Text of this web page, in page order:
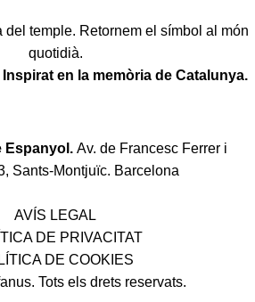
del temple. Retornem el símbol al món
quotidià.
en la memòria de Catalunya.
Espanyol. Av. de Francesc Ferrer i
Sants-Montjuïc. Barcelona
AVÍS LEGAL
DE PRIVACITAT
DE COOKIES
Tots els drets reservats.